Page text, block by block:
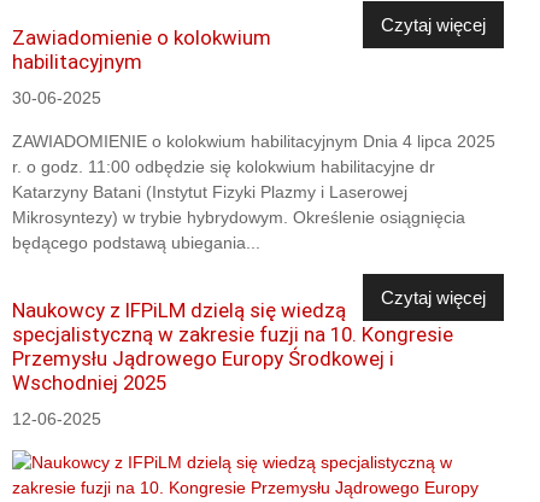
Czytaj więcej
Zawiadomienie o kolokwium
habilitacyjnym
30-06-2025
ZAWIADOMIENIE o kolokwium habilitacyjnym Dnia 4 lipca 2025
r. o godz. 11:00 odbędzie się kolokwium habilitacyjne dr
Katarzyny Batani (Instytut Fizyki Plazmy i Laserowej
Mikrosyntezy) w trybie hybrydowym. Określenie osiągnięcia
będącego podstawą ubiegania...
Czytaj więcej
Naukowcy z IFPiLM dzielą się wiedzą
specjalistyczną w zakresie fuzji na 10. Kongresie
Przemysłu Jądrowego Europy Środkowej i
Wschodniej 2025
12-06-2025